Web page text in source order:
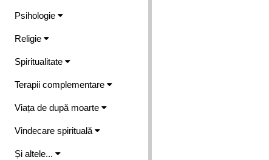
Psihologie
Religie
Spiritualitate
Terapii complementare
Viața de după moarte
Vindecare spirituală
Și altele...